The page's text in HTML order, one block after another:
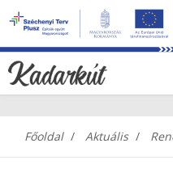
Főoldal Aktuális